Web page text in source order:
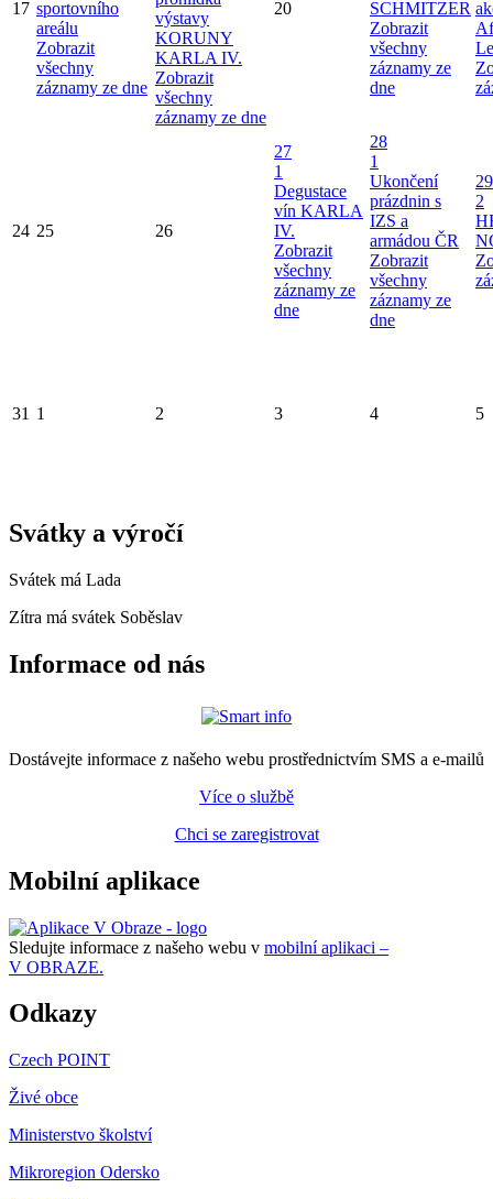
17 sportovního
areálu
Zobrazit
všechny
záznamy ze dne
výstavy
KORUNY
KARLA IV.
Zobrazit
všechny
záznamy ze dne
20
SCHMITZER
Zobrazit
všechny
záznamy ze
dne
24 25 26
27
1
Degustace
vín KARLA
IV.
Zobrazit
všechny
záznamy ze
dne
28
1
Ukončení
prázdnin s
IZS a
armádou ČR
Zobrazit
všechny
záznamy ze
dne
29
2
31 1 2 3 4 5
Svátky a výročí
Svátek má Lada
Zítra má svátek Soběslav
Informace od nás
Dostávejte informace z našeho webu prostřednictvím SMS a e-mailů
Více o službě
Chci se zaregistrovat
Mobilní aplikace
Sledujte informace z našeho webu v mobilní aplikaci –
V OBRAZE.
Odkazy
Czech POINT
Živé obce
Ministerstvo školství
Mikroregion Odersko